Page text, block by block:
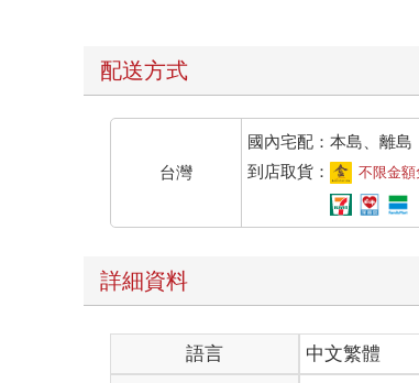
配送方式
台灣
國內宅配：本島、離島
到店取貨：
不限金額
詳細資料
語言 中文繁體